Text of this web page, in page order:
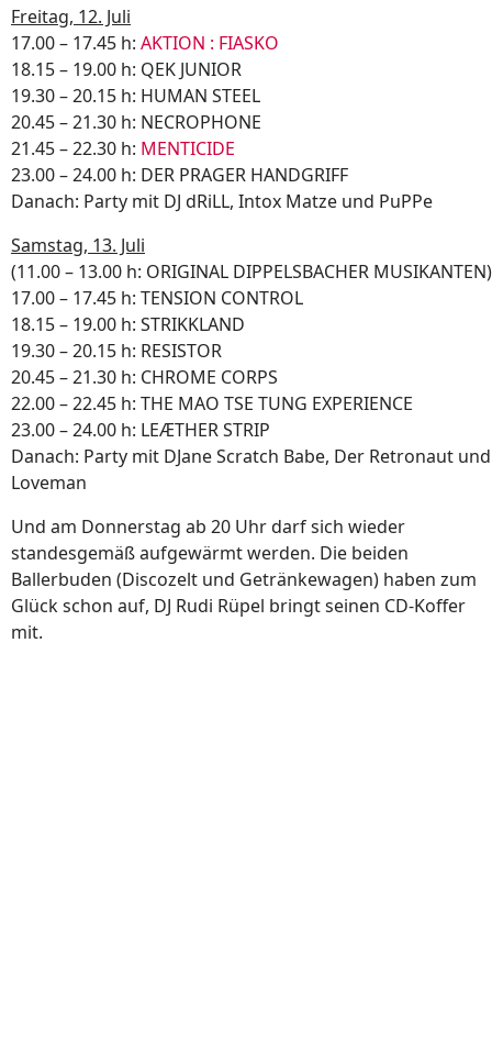
Freitag, 12. Juli
17.00 – 17.45 h: AKTION : FIASKO
18.15 – 19.00 h: QEK JUNIOR
19.30 – 20.15 h: HUMAN STEEL
20.45 – 21.30 h: NECROPHONE
21.45 – 22.30 h: MENTICIDE
23.00 – 24.00 h: DER PRAGER HANDGRIFF
Danach: Party mit DJ dRiLL, Intox Matze und PuPPe
Samstag, 13. Juli
(11.00 – 13.00 h: ORIGINAL DIPPELSBACHER MUSIKANTEN)
17.00 – 17.45 h: TENSION CONTROL
18.15 – 19.00 h: STRIKKLAND
19.30 – 20.15 h: RESISTOR
20.45 – 21.30 h: CHROME CORPS
22.00 – 22.45 h: THE MAO TSE TUNG EXPERIENCE
23.00 – 24.00 h: LEÆTHER STRIP
Danach: Party mit DJane Scratch Babe, Der Retronaut und
Loveman
Und am Donnerstag ab 20 Uhr darf sich wieder
standesgemäß aufgewärmt werden. Die beiden
Ballerbuden (Discozelt und Getränkewagen) haben zum
Glück schon auf, DJ Rudi Rüpel bringt seinen CD-Koffer
mit.